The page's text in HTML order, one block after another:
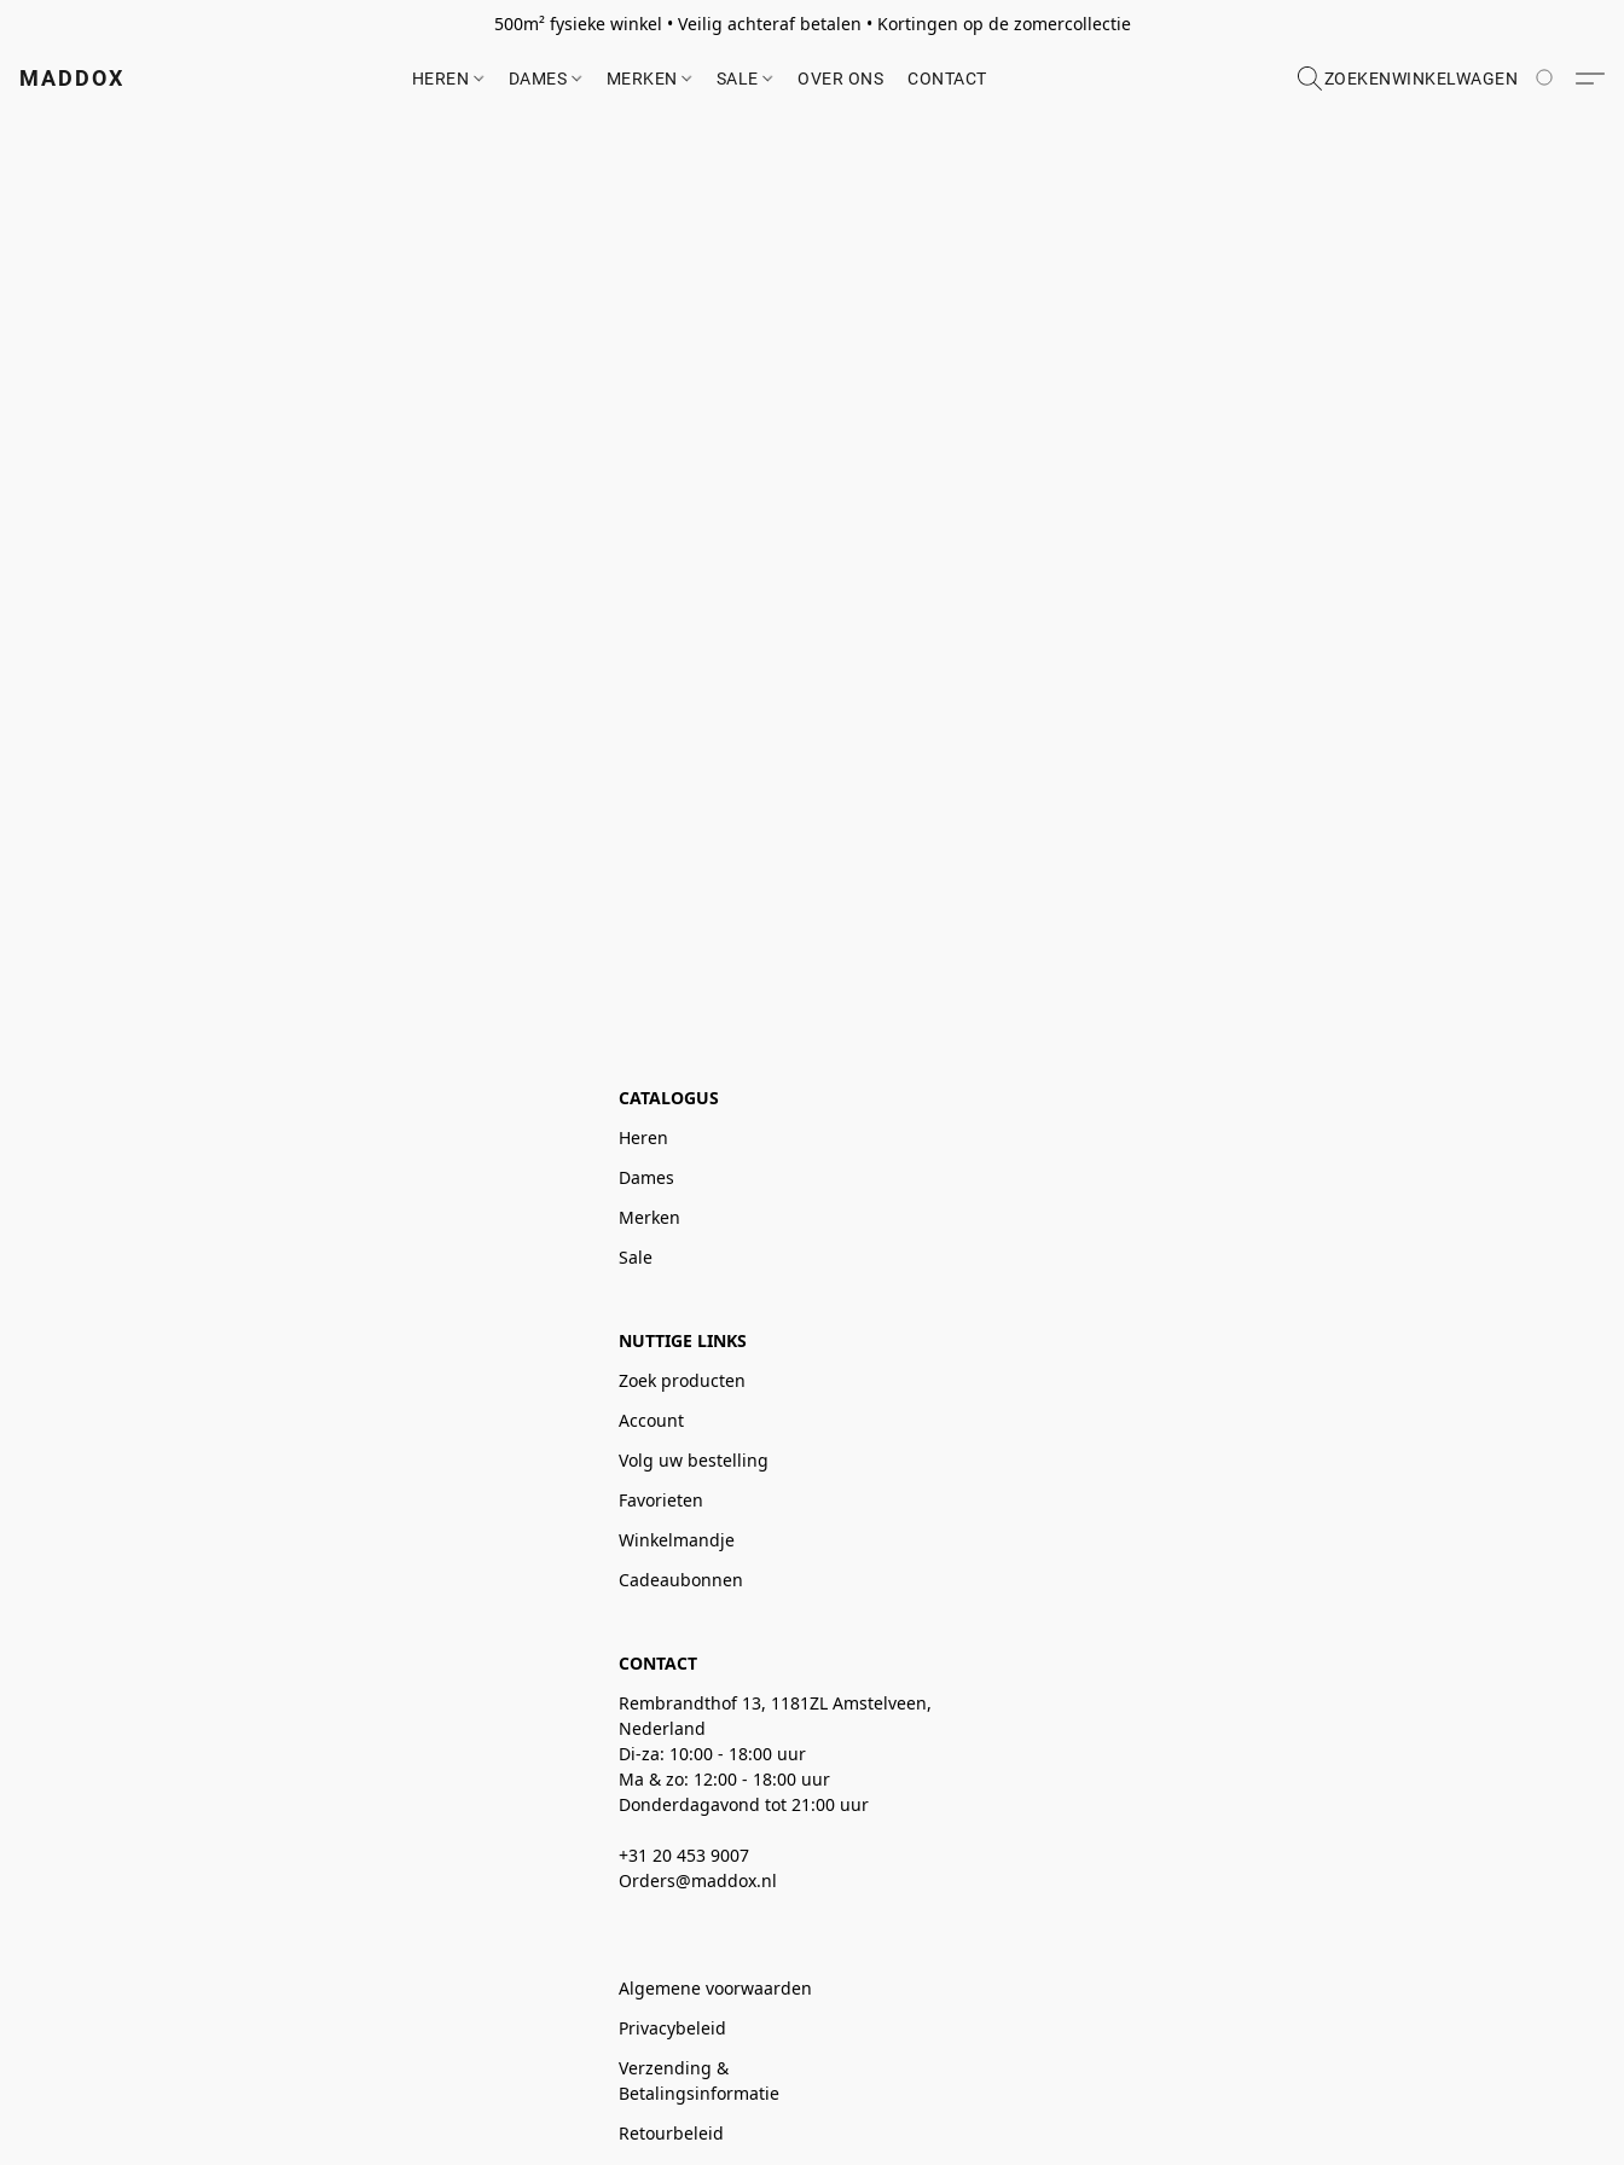
500m² fysieke winkel • Veilig achteraf betalen • Kortingen op de zomercollectie
MADDOX HEREN DAMES MERKEN SALE OVER ONS CONTACT ZOEKENWINKELWAGEN
CATALOGUS
Heren
Dames
Merken
Sale
NUTTIGE LINKS
Zoek producten
Account
Volg uw bestelling
Favorieten
Winkelmandje
Cadeaubonnen
CONTACT
Rembrandthof 13, 1181ZL Amstelveen,
Nederland
Di-za: 10:00 - 18:00 uur
Ma & zo: 12:00 - 18:00 uur
Donderdagavond tot 21:00 uur
+31 20 453 9007
Orders@maddox.nl
Algemene voorwaarden
Privacybeleid
Verzending &
Betalingsinformatie
Retourbeleid